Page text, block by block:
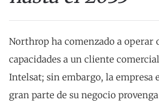
Northrop ha comenzado a operar
capacidades a un cliente
Intelsat; sin embargo, la empresa
gran parte de su negocio